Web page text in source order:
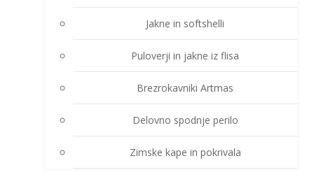
Jakne in softshelli
Puloverji in jakne iz flisa
Brezrokavniki Artmas
Delovno spodnje perilo
Zimske kape in pokrivala